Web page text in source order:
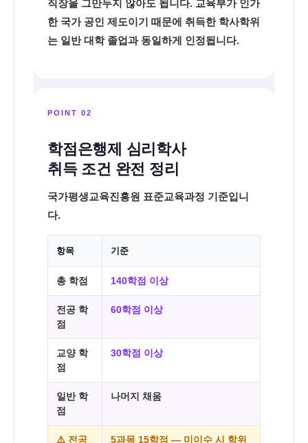
직장을 그만두지 않아도 됩니다. 교육부가 인가
한 국가 공인 제도이기 때문에 취득한 학사학위
는 일반 대학 졸업과 동일하게 인정됩니다.
POINT 02
학점은행제 심리학사
취득 조건 완전 정리
국가평생교육진흥원 표준교육과정 기준입니
다.
항목 기준
총 학점 140학점 이상
전공 학
점
60학점 이상
교양 학
점
30학점 이상
일반 학
점
나머지 채움
⚠️ 전공 5과목 15학점 — 미이수 시 학위